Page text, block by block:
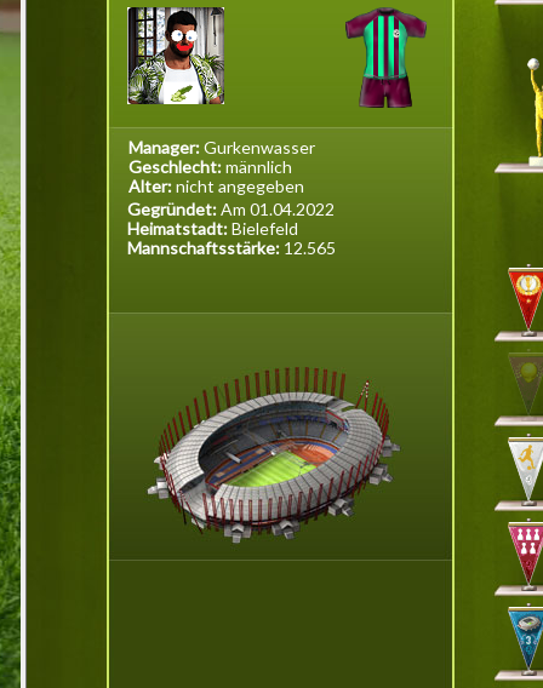
Manager:Gurkenwasser
Geschlecht:männlich
Alter:nicht angegeben
Gegründet:Am 01.04.2022
Heimatstadt:Bielefeld
Mannschaftsstärke: 12.565